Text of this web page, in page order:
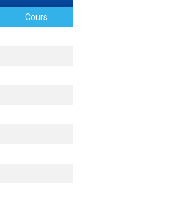
Cours